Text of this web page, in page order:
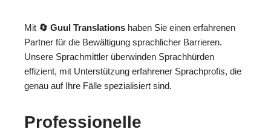
Mit 🔄 Guul Translations haben Sie einen erfahrenen
Partner für die Bewältigung sprachlicher Barrieren.
Unsere Sprachmittler überwinden Sprachhürden
effizient, mit Unterstützung erfahrener Sprachprofis, die
genau auf Ihre Fälle spezialisiert sind.
Professionelle